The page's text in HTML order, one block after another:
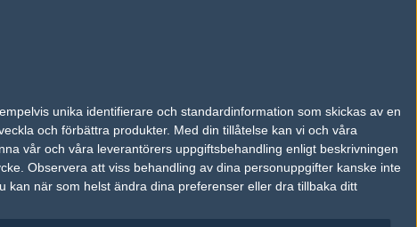
unika identifierare och standardinformation som skickas av en
och förbättra produkter. Med din tillåtelse kan vi och våra
vår och våra leverantörers uppgiftsbehandling enligt beskrivningen
Observera att viss behandling av dina personuppgifter kanske inte
kan när som helst ändra dina preferenser eller dra tillbaka ditt
och överensstämmer inte nödvändigtvis med Fragbites åsikter.
kan du skicka iväg ett email till
så som t.ex. användarnamn. Cookies sparas även när man deltar i
du stänga av cookies i din webbläsares inställningar eller välja att inte
kommunikation som trädde i kraft 25 juli 2003.